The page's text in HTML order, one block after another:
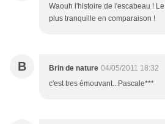
Waouh l'histoire de l'escabeau !
plus tranquille en comparaison !
B Brin de nature 04/05/2011 18:32
c'est tres émouvant...Pascale***